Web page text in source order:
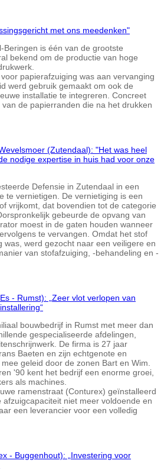
met ons meedenken"
Beringen is één van de grootste
bekend om de productie van hoge
papierafzuiging was aan vervanging
werd gebruik gemaakt om ook de
installatie te integreren. Concreet
de papierranden die na het drukken
(Zutendaal): "Het was heel
nodige expertise in huis had voor onze
Defensie in Zutendaal in een
te vernietigen. De vernietiging is een
vrijkomt, dat bovendien tot de categorie
gebeurde de opvang van
moest in de gaten houden wanneer
te vervangen. Omdat het stof
was, werd gezocht naar een veiligere en
van stofafzuiging, -behandeling en -
- Rumst): „Zeer vlot verlopen van
bouwbedrijf in Rumst met meer dan
gespecialiseerde afdelingen,
De firma is 27 jaar
Baeten en zijn echtgenote en
geleid door de zonen Bart en Wim.
'90 kent het bedrijf een enorme groei,
als machines.
ramenstraat (Conturex) geïnstalleerd
niet meer voldoende en
een leverancier voor een volledig
- Buggenhout): „Investering voor